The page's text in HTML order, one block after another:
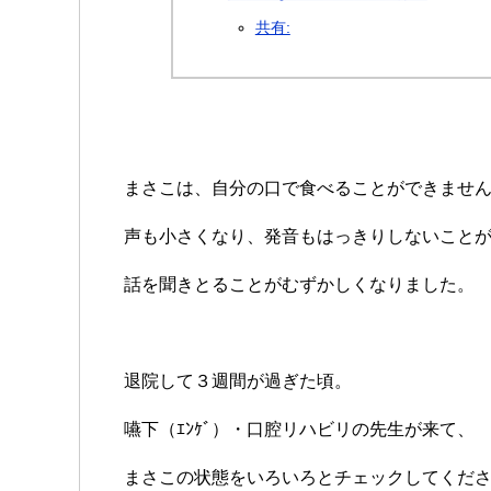
共有:
まさこは、自分の口で食べることができません
声も小さくなり、発音もはっきりしないことが
話を聞きとることがむずかしくなりました。
退院して３週間が過ぎた頃。
嚥下（ｴﾝｹﾞ）・口腔リハビリの先生が来て、
まさこの状態をいろいろとチェックしてくださ